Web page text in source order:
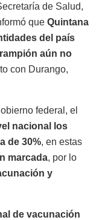
de Salud,
que Quintana
del país
aún no
con Durango,
federal, el
nacional los
de 30%, en estas
marcada, por lo
y
de vacunación